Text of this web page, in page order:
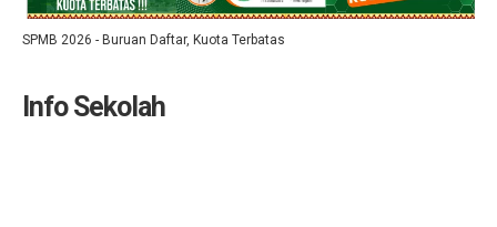
SPMB 2026 - Buruan Daftar, Kuota Terbatas
Info Sekolah